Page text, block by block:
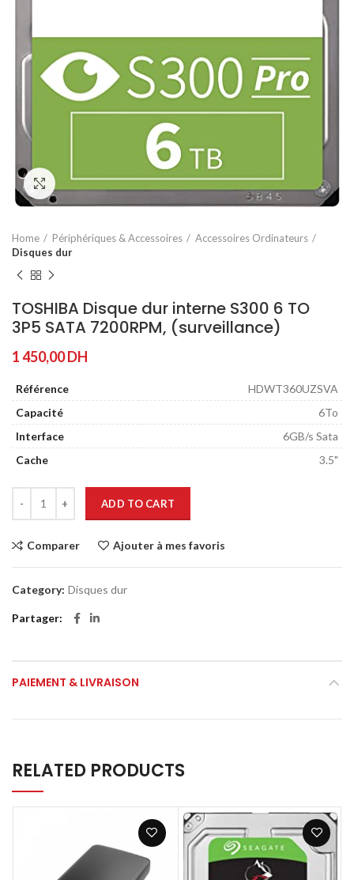
Agrandir
Home Périphériques & Accessoires
Accessoires Ordinateurs
Disques dur
TOSHIBA Disque dur interne S300 6 TO
3P5 SATA 7200RPM, (surveillance)
1 450,00DH
Référence
HDWT360UZSVA
Capacité
6To
Interface
6GB/s Sata
Cache
3.5"
ADD TO CART
Comparer Ajouter à mes favoris
Category: Disques dur
Partager
PAIEMENT & LIVRAISON
RELATED PRODUCTS